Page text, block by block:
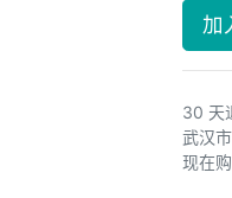
加
30 天
武汉
现在